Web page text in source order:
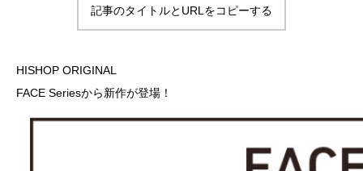
記事のタイトルとURLをコピーする
HISHOP ORIGINAL
FACE Seriesから新作が登場！